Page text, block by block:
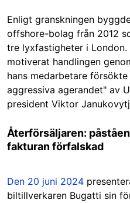
Enligt granskningen
offshore-bolag från 2012
tre lyxfastigheter i London.
motiverat handlingen
hans medarbetare
aggressiva agerandet" av
president Viktor
Återförsäljaren:
fakturan förfalskad
Den 20 juni 2024
biltillverkaren Bugatti sin